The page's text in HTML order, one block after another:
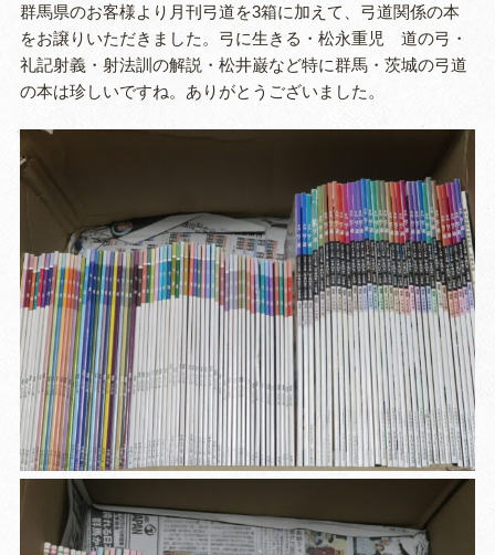
群馬県のお客様より月刊弓道を3箱に加えて、弓道関係の本
をお譲りいただきました。弓に生きる・松永重児 道の弓・
礼記射義・射法訓の解説・松井巌など特に群馬・茨城の弓道
の本は珍しいですね。ありがとうございました。